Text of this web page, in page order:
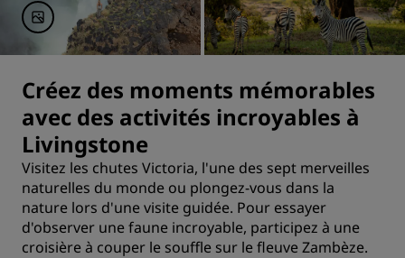
Créez des moments mémorables
avec des activités incroyables à
Livingstone
Visitez les chutes Victoria, l'une des sept merveilles
naturelles du monde ou plongez-vous dans la
nature lors d'une visite guidée. Pour essayer
d'observer une faune incroyable, participez à une
croisière à couper le souffle sur le fleuve Zambèze.